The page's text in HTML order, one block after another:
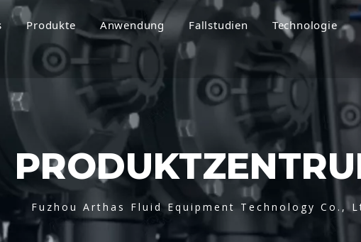
Produkte Anwendung Fallstudien Technologie
Fuzhou Arthas Fluid Equipment Technology Co.,